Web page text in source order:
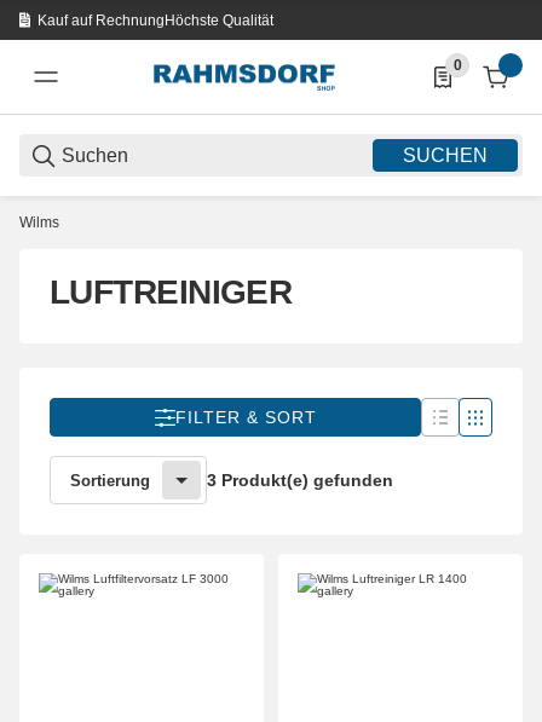
Kauf auf RechnungHöchste Qualität
SUCHEN
0
0 Produkte in
Wilms
LUFTREINIGER
FILTER & SORT
Sortierung 3 Produkt(e) gefunden